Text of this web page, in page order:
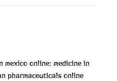
mexico online: medicine in
pharmaceuticals online